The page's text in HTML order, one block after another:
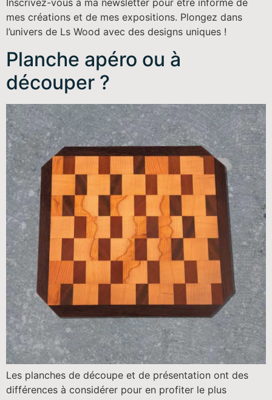
Inscrivez-vous à ma newsletter pour être informé de
mes créations et de mes expositions. Plongez dans
l’univers de Ls Wood avec des designs uniques !
Planche apéro ou à
découper ?
Les planches de découpe et de présentation ont des
différences à considérer pour en profiter le plus